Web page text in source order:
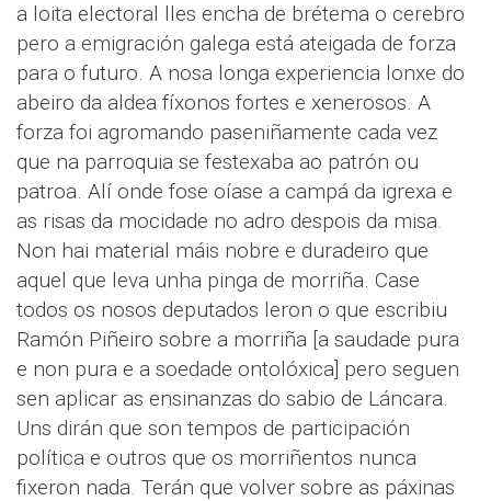
a loita electoral lles encha de brétema o cerebro
pero a emigración galega está ateigada de forza
para o futuro. A nosa longa experiencia lonxe do
abeiro da aldea fíxonos fortes e xenerosos. A
forza foi agromando paseniñamente cada vez
que na parroquia se festexaba ao patrón ou
patroa. Alí onde fose oíase a campá da igrexa e
as risas da mocidade no adro despois da misa.
Non hai material máis nobre e duradeiro que
aquel que leva unha pinga de morriña. Case
todos os nosos deputados leron o que escribiu
Ramón Piñeiro sobre a morriña [a saudade pura
e non pura e a soedade ontolóxica] pero seguen
sen aplicar as ensinanzas do sabio de Láncara.
Uns dirán que son tempos de participación
política e outros que os morriñentos nunca
fixeron nada. Terán que volver sobre as páxinas